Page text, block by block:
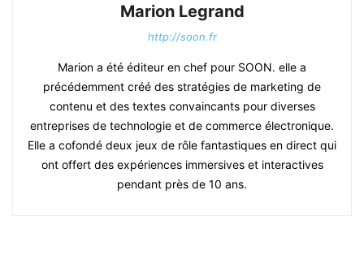
Marion Legrand
http://soon.fr
Marion a été éditeur en chef pour SOON. elle a
précédemment créé des stratégies de marketing de
contenu et des textes convaincants pour diverses
entreprises de technologie et de commerce électronique.
Elle a cofondé deux jeux de rôle fantastiques en direct qui
ont offert des expériences immersives et interactives
pendant près de 10 ans.